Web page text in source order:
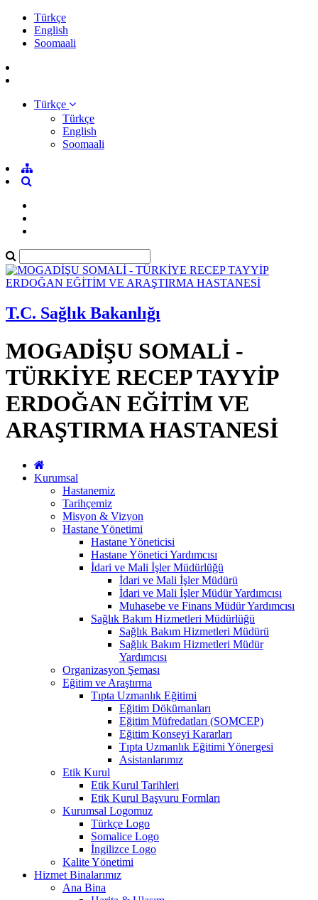
Türkçe
English
Soomaali
Türkçe
Türkçe
English
Soomaali
T.C. Sağlık Bakanlığı
MOGADİŞU SOMALİ -
TÜRKİYE RECEP TAYYİP
ERDOĞAN EĞİTİM VE
ARAŞTIRMA HASTANESİ
Kurumsal
Hastanemiz
Tarihçemiz
Misyon & Vizyon
Hastane Yönetimi
Hastane Yöneticisi
Hastane Yönetici Yardımcısı
İdari ve Mali İşler Müdürlüğü
İdari ve Mali İşler Müdürü
İdari ve Mali İşler Müdür Yardımcısı
Muhasebe ve Finans Müdür Yardımcısı
Sağlık Bakım Hizmetleri Müdürlüğü
Sağlık Bakım Hizmetleri Müdürü
Sağlık Bakım Hizmetleri Müdür
Yardımcısı
Organizasyon Şeması
Eğitim ve Araştırma
Tıpta Uzmanlık Eğitimi
Eğitim Dökümanları
Eğitim Müfredatları (SOMCEP)
Eğitim Konseyi Kararları
Tıpta Uzmanlık Eğitimi Yönergesi
Asistanlarımız
Etik Kurul
Etik Kurul Tarihleri
Etik Kurul Başvuru Formları
Kurumsal Logomuz
Türkçe Logo
Somalice Logo
İngilizce Logo
Kalite Yönetimi
Hizmet Binalarımız
Ana Bina